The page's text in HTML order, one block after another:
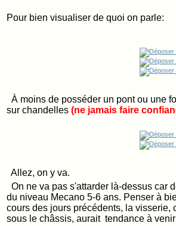
Pour bien visualiser de quoi on parle:
À moins de posséder un pont ou une
sur chandelles (ne jamais faire
Allez, on y va.
On ne va pas s'attarder là-dessus car
du niveau Mecano 5-6 ans. Penser à
cours des jours précédents, la
sous le châssis, aurait tendance à